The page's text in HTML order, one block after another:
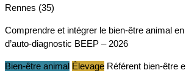
Rennes (35)
Comprendre et intégrer le bien-être animal en
d’auto-diagnostic BEEP – 2026
Bien-être animal Élevage Référent bien-être